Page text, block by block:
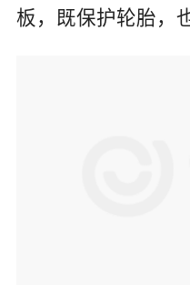
板，既保护轮胎，